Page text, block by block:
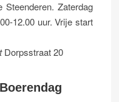
Zaterdag
12.00 uur. Vrije start
Dorpsstraat 20